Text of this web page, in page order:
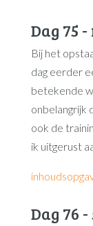
Dag 75
Bij het
dag eerder
betekende
onbelangrijk
ook de
ik uitgerust
Dag 76